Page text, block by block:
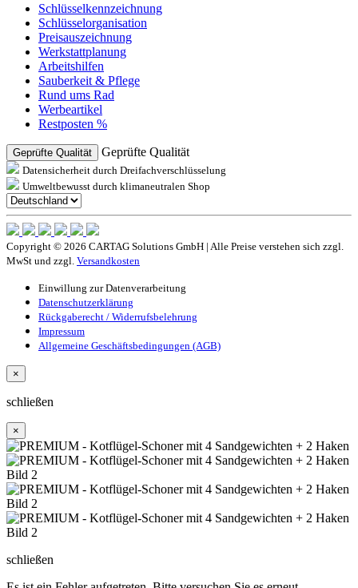
Schlüsselkennzeichnung
Schlüsselorganisation
Preisauszeichnung
Werkstattplanung
Arbeitshilfen
Sauberkeit & Pflege
Rund ums Rad
Werbeartikel
Restposten %
Geprüfte Qualität Geprüfte Qualität
Datensicherheit durch Dreifachverschlüsselung
Umweltbewusst durch klimaneutralen Shop
Copyright © 2026 CARTAG Solutions GmbH | Alle Preise verstehen sich zzgl.
MwSt und zzgl. Versandkosten
Einwillung zur Datenverarbeitung
Datenschutzerklärung
Rückgaberecht / Widerrufsbelehrung
Impressum
Allgemeine Geschäftsbedingungen (AGB)
×
schließen
×
schließen